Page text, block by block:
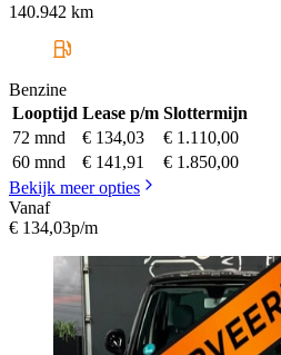
140.942 km
Benzine
Looptijd Lease p/m Slottermijn
72 mnd
€ 134,03
€ 1.110,00
60 mnd
€ 141,91
€ 1.850,00
Bekijk meer opties
Vanaf
€ 134,03p/m